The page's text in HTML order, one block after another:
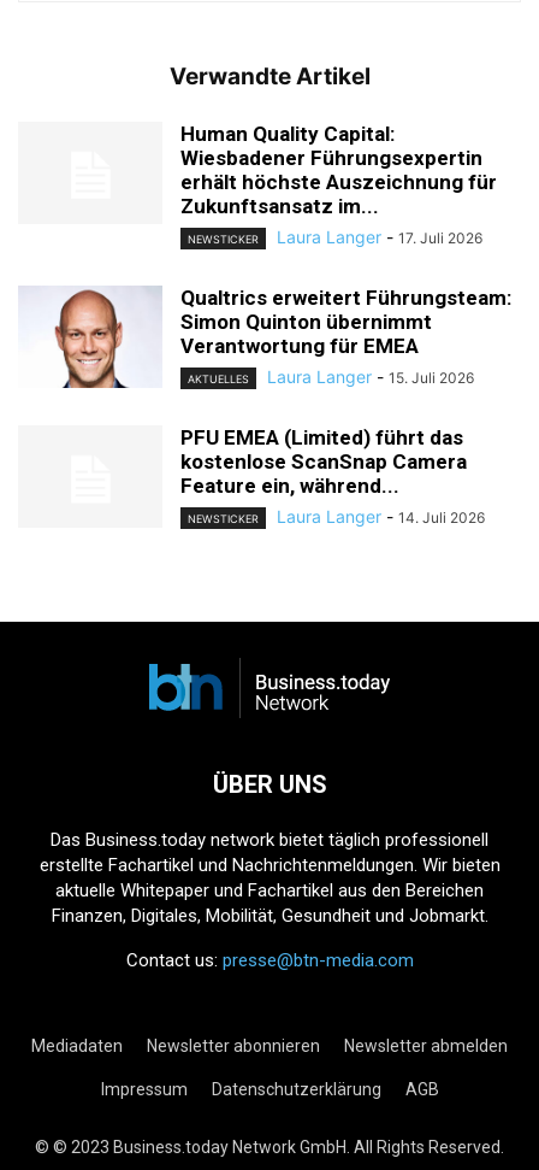
Verwandte Artikel
Human Quality Capital:
Wiesbadener Führungsexpertin
erhält höchste Auszeichnung für
Zukunftsansatz im...
NEWSTICKER Laura Langer - 17. Juli 2026
Qualtrics erweitert Führungsteam:
Simon Quinton übernimmt
Verantwortung für EMEA
AKTUELLES Laura Langer - 15. Juli 2026
PFU EMEA (Limited) führt das
kostenlose ScanSnap Camera
Feature ein, während...
NEWSTICKER Laura Langer - 14. Juli 2026
ÜBER UNS
Das Business.today network bietet täglich professionell
erstellte Fachartikel und Nachrichtenmeldungen. Wir bieten
aktuelle Whitepaper und Fachartikel aus den Bereichen
Finanzen, Digitales, Mobilität, Gesundheit und Jobmarkt.
Contact us: presse@btn-media.com
Mediadaten Newsletter abonnieren Newsletter abmelden
Impressum Datenschutzerklärung AGB
© © 2023 Business.today Network GmbH. All Rights Reserved.